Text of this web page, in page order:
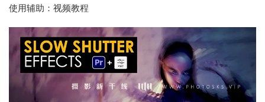
使用辅助：视频教程